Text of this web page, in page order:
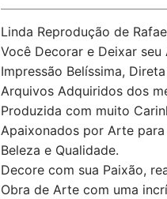
Linda Reprodução de
Você Decorar e Deixar
Impressão Belíssima,
Arquivos Adquiridos dos
Produzida com muito
Apaixonados por Arte
Beleza e Qualidade.
Decore com sua Paixão,
Obra de Arte com uma